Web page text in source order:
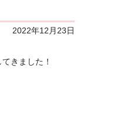
2022年12月23日
きました！